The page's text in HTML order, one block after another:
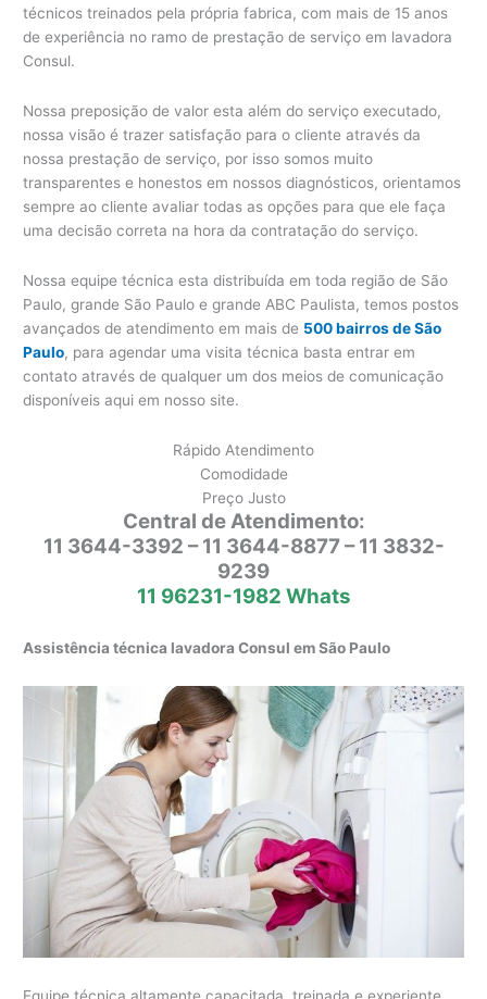
técnicos treinados pela própria fabrica, com mais de 15 anos
de experiência no ramo de prestação de serviço em lavadora
Consul.
Nossa preposição de valor esta além do serviço executado,
nossa visão é trazer satisfação para o cliente através da
nossa prestação de serviço, por isso somos muito
transparentes e honestos em nossos diagnósticos, orientamos
sempre ao cliente avaliar todas as opções para que ele faça
uma decisão correta na hora da contratação do serviço.
Nossa equipe técnica esta distribuída em toda região de São
Paulo, grande São Paulo e grande ABC Paulista, temos postos
avançados de atendimento em mais de 500 bairros de São
Paulo, para agendar uma visita técnica basta entrar em
contato através de qualquer um dos meios de comunicação
disponíveis aqui em nosso site.
Rápido Atendimento
Comodidade
Preço Justo
Central de Atendimento:
11 3644-3392 – 11 3644-8877 – 11 3832-
9239
11 96231-1982 Whats
Assistência técnica lavadora Consul em São Paulo
Equipe técnica altamente capacitada, treinada e experiente